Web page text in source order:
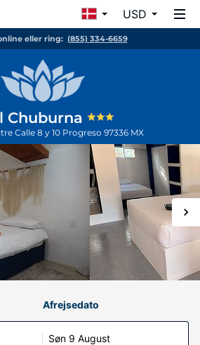
USD
eller ring: (855) 334-6659
Chuburna
Calle 8 y 10 Progreso 97336 MX
Afrejsedato
Søn 9 August